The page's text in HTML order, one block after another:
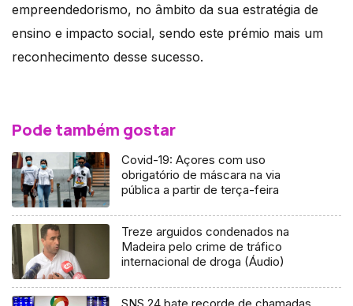
empreendedorismo, no âmbito da sua estratégia de
ensino e impacto social, sendo este prémio mais um
reconhecimento desse sucesso.
Pode também gostar
Covid-19: Açores com uso
obrigatório de máscara na via
pública a partir de terça-feira
Treze arguidos condenados na
Madeira pelo crime de tráfico
internacional de droga (Áudio)